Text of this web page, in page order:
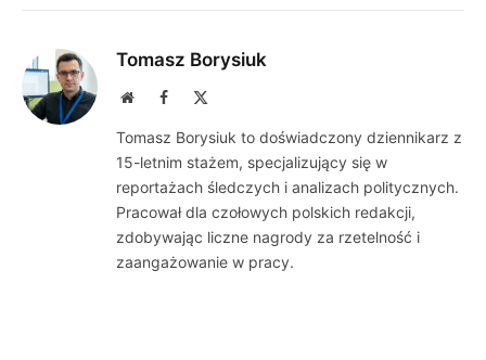
Tomasz Borysiuk
WebsiteFacebook
Tomasz Borysiuk to doświadczony dziennikarz z
15-letnim stażem, specjalizujący się w
reportażach śledczych i analizach politycznych.
Pracował dla czołowych polskich redakcji,
zdobywając liczne nagrody za rzetelność i
zaangażowanie w pracy.